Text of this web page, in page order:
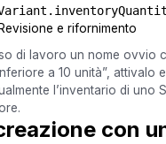
Revisione e rifornimento
di lavoro un nome ovvio
a 10 unità”, attivalo
l’inventario di uno
con